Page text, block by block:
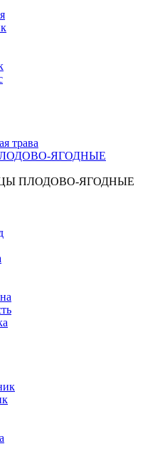
трава
ЯГОДНЫЕ
ПЛОДОВО-ЯГОДНЫЕ